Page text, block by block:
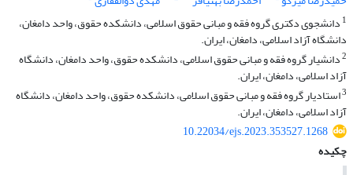
1 دانشجوی دکتری گروه فقه و مبانی حقوق اسلامی، دانشکده حقوق، واحد دامغان،
دانشگاه آزاد اسلامی، دامغان، ایران.
2دانشیار گروه فقه و مبانی حقوق اسلامی، دانشکده حقوق، واحد دامغان، دانشگاه
آزاد اسلامی، دامغان، ایران.
3استادیار گروه فقه و مبانی حقوق اسلامی، دانشکده حقوق، واحد دامغان، دانشگاه
آزاد اسلامی، دامغان، ایران.
10.22034/ejs.2023.353527.1268
چکیده